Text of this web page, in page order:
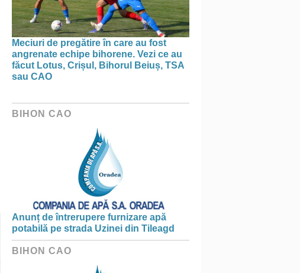
Meciuri de pregătire în care au fost
angrenate echipe bihorene. Vezi ce au
făcut Lotus, Crișul, Bihorul Beiuș, TSA
sau CAO
BIHON CAO
Anunț de întrerupere furnizare apă
potabilă pe strada Uzinei din Tileagd
BIHON CAO